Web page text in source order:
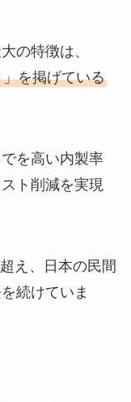
の特徴は、
を掲げている
を高い内製率
ト削減を実現
え、日本の民間
続けていま